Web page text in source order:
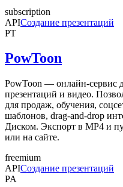
subscription
APIСоздание презентаций
PT
PowToon
PowToon — онлайн-сервис
презентаций и видео.
для продаж, обучения,
шаблонов, drag-and-drop
Диском. Экспорт в MP4 и
или на сайте.
freemium
APIСоздание презентаций
PA